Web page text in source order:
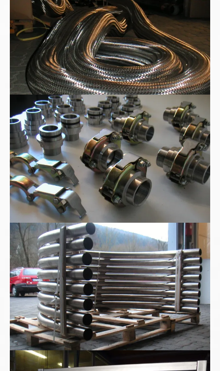
WEER-Rohrkupplungen
Edelstahl-180°-Rohrbogen
High pressure Test Kit